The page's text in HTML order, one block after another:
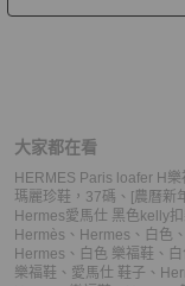
大家都在看
HERMES Paris loafer H樂
瑪麗珍鞋，37碼 、 [農曆新
Hermes愛馬仕 黑色kelly
Hermès 、 Hermes 、 白色 、
Hermes 、 白色 樂福鞋 、
樂福鞋 、 愛馬仕 鞋子 、